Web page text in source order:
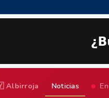
Albirroja Noticias